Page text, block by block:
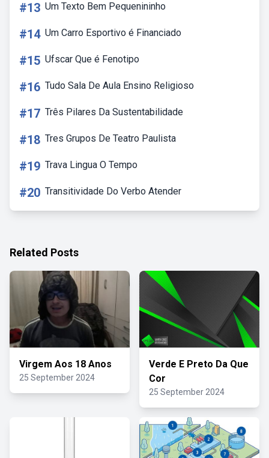
#13 Um Texto Bem Pequenininho
#14 Um Carro Esportivo é Financiado
#15 Ufscar Que é Fenotipo
#16 Tudo Sala De Aula Ensino Religioso
#17 Três Pilares Da Sustentabilidade
#18 Tres Grupos De Teatro Paulista
#19 Trava Lingua O Tempo
#20 Transitividade Do Verbo Atender
Related Posts
Virgem Aos 18 Anos
25 September 2024
Verde E Preto Da Que
Cor
25 September 2024